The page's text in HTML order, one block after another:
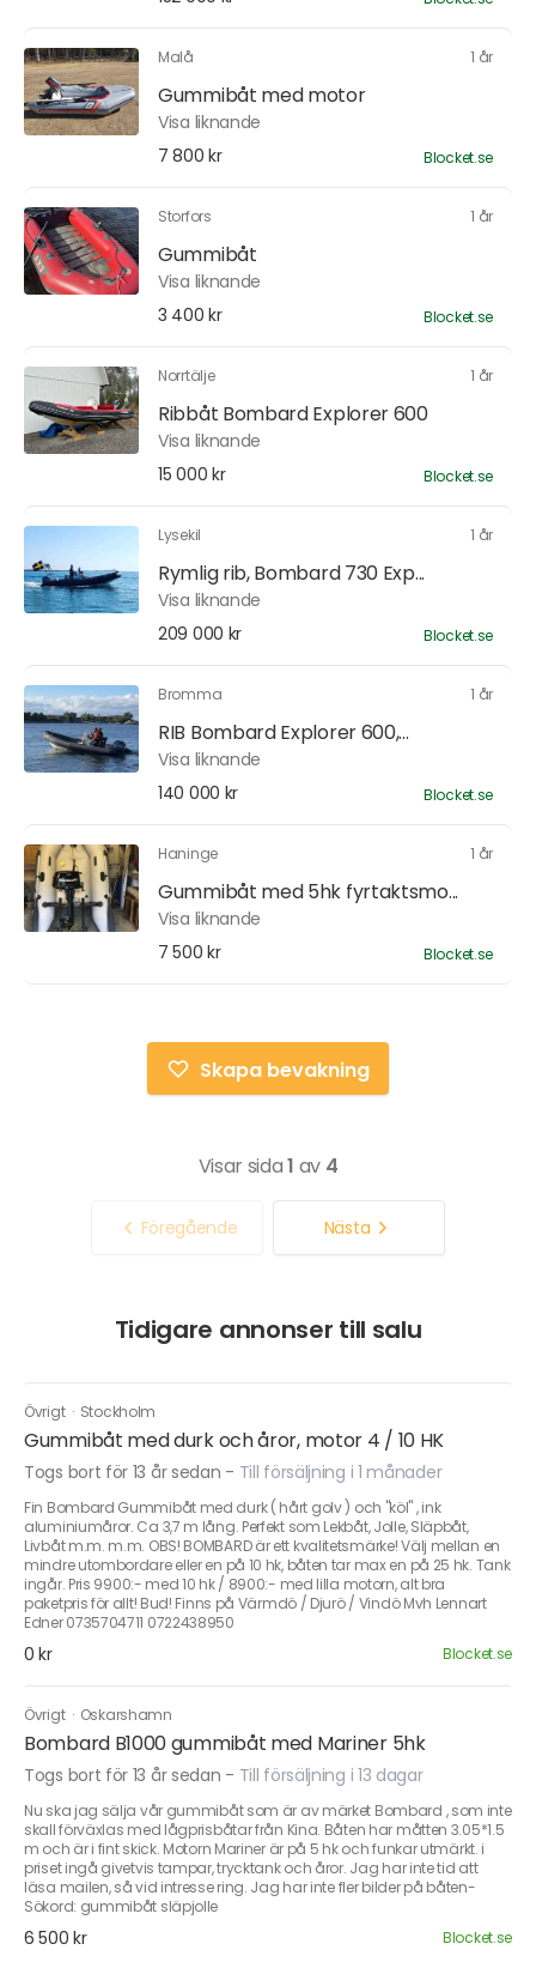
Malå 1 år
Gummibåt med motor
Visa liknande
7 800 kr
Blocket.se
Storfors 1 år
Gummibåt
Visa liknande
3 400 kr
Blocket.se
Norrtälje 1 år
Ribbåt Bombard Explorer 600
Visa liknande
15 000 kr
Blocket.se
Lysekil 1 år
Rymlig rib, Bombard 730 Exp...
Visa liknande
209 000 kr
Blocket.se
Bromma 1 år
RIB Bombard Explorer 600,...
Visa liknande
140 000 kr
Blocket.se
Haninge 1 år
Gummibåt med 5hk fyrtaktsmo...
Visa liknande
7 500 kr
Blocket.se
Skapa bevakning
Visar sida1 av 4
Föregående Nästa
Tidigare annonser till salu
Övrigt · Stockholm
Gummibåt med durk och åror, motor 4 / 10 HK
Togs bort för 13 år sedan - Till försäljning i 1 månader
Fin Bombard Gummibåt med durk ( hårt golv ) och "köl" , ink
aluminiumåror. Ca 3,7 m lång. Perfekt som Lekbåt, Jolle, Släpbåt,
Livbåt m.m. m.m. OBS! BOMBARD är ett kvalitetsmärke! Välj mellan en
mindre utombordare eller en på 10 hk, båten tar max en på 25 hk. Tank
ingår. Pris 9900:- med 10 hk / 8900:- med lilla motorn, alt bra
paketpris för allt! Bud! Finns på Värmdö / Djurö / Vindö Mvh Lennart
Edner 0735704711 0722438950
0 kr Blocket.se
Övrigt · Oskarshamn
Bombard B1000 gummibåt med Mariner 5hk
Togs bort för 13 år sedan - Till försäljning i 13 dagar
Nu ska jag sälja vår gummibåt som är av märket Bombard , som inte
skall förväxlas med lågprisbåtar från Kina. Båten har måtten 3.05*1.5
m och är i fint skick. Motorn Mariner är på 5 hk och funkar utmärkt. i
priset ingå givetvis tampar, trycktank och åror. Jag har inte tid att
läsa mailen, så vid intresse ring. Jag har inte fler bilder på båten-
Sökord: gummibåt släpjolle
6 500 kr Blocket.se